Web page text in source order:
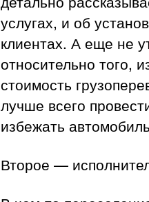
услугах, и об
клиентах. А еще не
относительно того,
стоимость
лучше всего
избежать
Второе —